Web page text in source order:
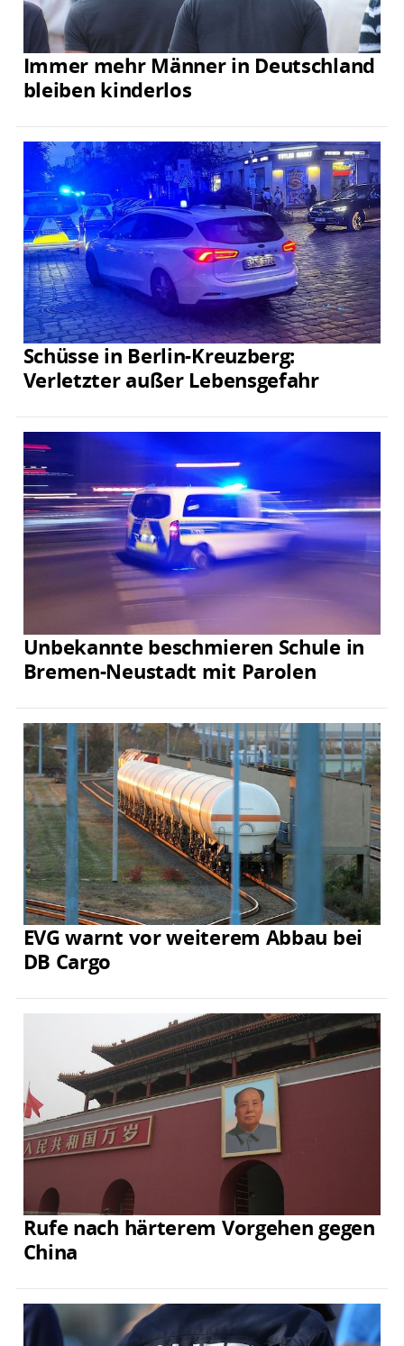
Immer mehr Männer in Deutschland
bleiben kinderlos
Schüsse in Berlin-Kreuzberg:
Verletzter außer Lebensgefahr
Unbekannte beschmieren Schule in
Bremen-Neustadt mit Parolen
EVG warnt vor weiterem Abbau bei
DB Cargo
Rufe nach härterem Vorgehen gegen
China